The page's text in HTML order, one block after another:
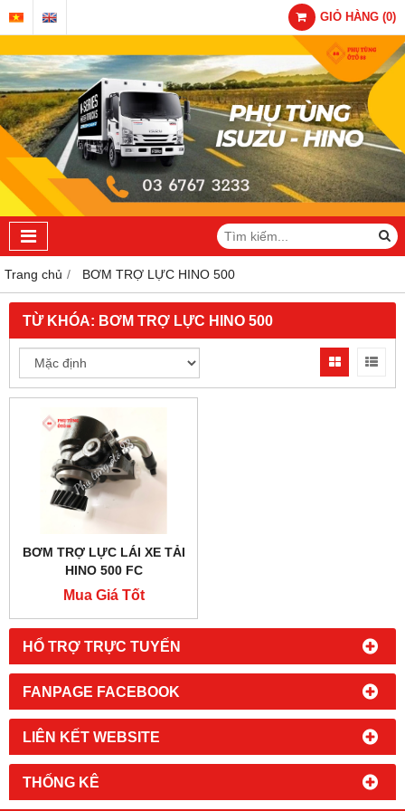
GIỎ HÀNG (0)
Trang chủ BƠM TRỢ LỰC HINO 500
HỔ TRỢ TRỰC TUYẾN
FANPAGE FACEBOOK
LIÊN KẾT WEBSITE
THỐNG KÊ
TỪ KHÓA: BƠM TRỢ LỰC HINO 500
BƠM TRỢ LỰC LÁI XE TẢI
HINO 500 FC
Mua Giá Tốt